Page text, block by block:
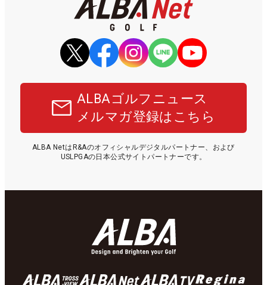
ALBAゴルフニュース
メルマガ登録はこちら
ALBA NetはR&Aのオフィシャルデジタルパートナー、および
USLPGAの日本公式サイトパートナーです。